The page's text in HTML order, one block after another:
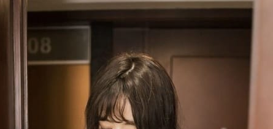
lavinia肉肉 – 写真图片合集【持续更新中】 2024-05-27
[Xiuren秀人网]2023.06.12 NO.6899 周思乔Betty[83+1P／736MB]